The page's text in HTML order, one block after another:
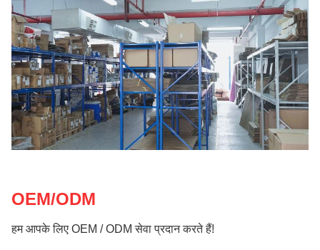
OEM/ODM
हम आपके लिए OEM / ODM सेवा प्रदान करते हैं!